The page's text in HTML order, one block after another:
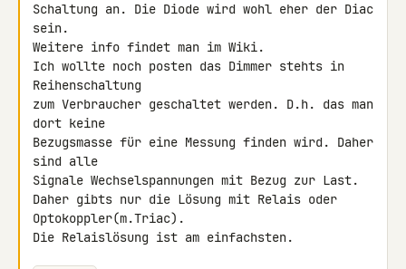
Schaltung an. Die Diode wird wohl eher der Diac
sein.
Weitere info findet man im Wiki.
Ich wollte noch posten das Dimmer stehts in
Reihenschaltung
zum Verbraucher geschaltet werden. D.h. das man
dort keine
Bezugsmasse für eine Messung finden wird. Daher
sind alle
Signale Wechselspannungen mit Bezug zur Last.
Daher gibts nur die Lösung mit Relais oder
Optokoppler(m.Triac).
Die Relaislösung ist am einfachsten.